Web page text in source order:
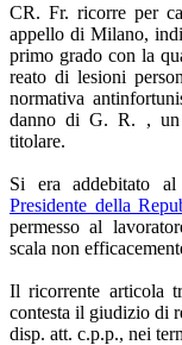
CR. Fr. ricorre per
appello di Milano,
primo grado con la
reato di lesioni
normativa
danno di G. R. , un
titolare.
Si era addebitato
Presidente della
permesso al
scala non
Il ricorrente articola
contesta il giudizio di
disp. att. c.p.p., nei